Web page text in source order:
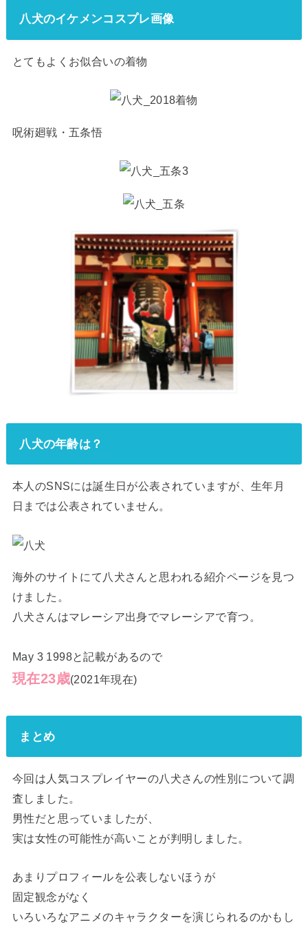
八犬のイケメンコスプレ画像
とてもよくお似合いの着物
呪術廻戦・五条悟
八犬の年齢は？
本人のSNSには誕生日が公表されていますが、生年月
日までは公表されていません。
海外のサイトにて八犬さんと思われる紹介ページを見つ
けました。
八犬さんはマレーシア出身でマレーシアで育つ。
May 3 1998と記載があるので
現在23歳(2021年現在)
まとめ
今回は人気コスプレイヤーの八犬さんの性別について調
査しました。
男性だと思っていましたが、
実は女性の可能性が高いことが判明しました。
あまりプロフィールを公表しないほうが
固定観念がなく
いろいろなアニメのキャラクターを演じられるのかもし